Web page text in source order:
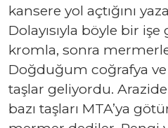
kansere yol açtığını
Dolayısıyla böyle bir
kromla, sonra mermerle
Doğduğum coğrafya
taşlar geliyordu.
bazı taşları MTA’ya